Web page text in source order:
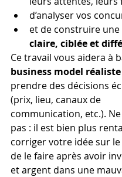
d’analyser vos
et de construire une
claire, ciblée et
Ce travail vous aidera à
business model réaliste
prendre des décisions
(prix, lieu, canaux de
communication, etc.).
pas : il est bien plus
corriger votre idée sur
de le faire après avoir
et argent dans une